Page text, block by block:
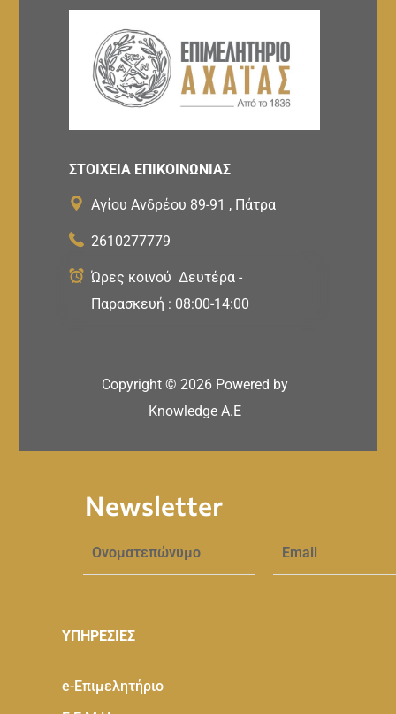
ΣΤΟΙΧΕΙΑ ΕΠΙΚΟΙΝΩΝΙΑΣ
Αγίου Ανδρέου 89-91 , Πάτρα
2610277779
Ώρες κοινού Δευτέρα -
Παρασκευή : 08:00-14:00
Copyright © 2026 Powered by
Knowledge A.E
Newsletter
ΥΠΗΡΕΣΙΕΣ
e-Eπιμελητήριο